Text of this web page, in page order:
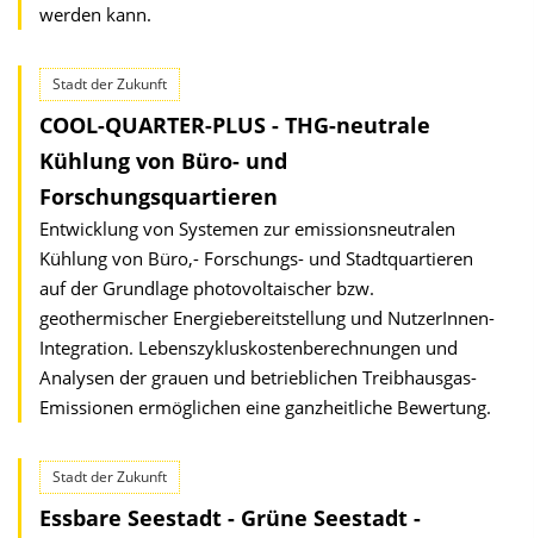
werden kann.
Stadt der Zukunft
COOL-QUARTER-PLUS - THG-neutrale
Kühlung von Büro- und
Forschungsquartieren
Entwicklung von Systemen zur emissionsneutralen
Kühlung von Büro,- Forschungs- und Stadtquartieren
auf der Grundlage photovoltaischer bzw.
geothermischer Energiebereitstellung und NutzerInnen-
Integration. Lebenszykluskosten­berechnungen und
Analysen der grauen und betrieblichen Treibhausgas-
Emissionen ermöglichen eine ganzheitliche Bewertung.
Stadt der Zukunft
Essbare Seestadt - Grüne Seestadt -